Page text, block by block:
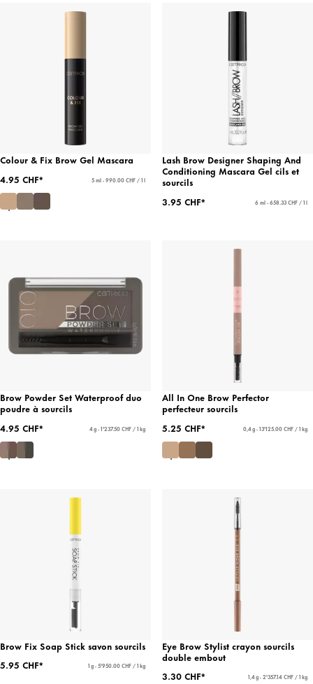
Colour & Fix Brow Gel Mascara
4.95 CHF*
5 ml - 990.00 CHF / 1 l
Lash Brow Designer Shaping And
Conditioning Mascara Gel cils et
sourcils
3.95 CHF*
6 ml - 658.33 CHF / 1 l
Brow Powder Set Waterproof duo
poudre à sourcils
4.95 CHF*
4 g - 1'237.50 CHF / 1 kg
All In One Brow Perfector
perfecteur sourcils
5.25 CHF*
0,4 g - 13'125.00 CHF / 1 kg
Brow Fix Soap Stick savon sourcils
5.95 CHF*
1 g - 5'950.00 CHF / 1 kg
Eye Brow Stylist crayon sourcils
double embout
3.30 CHF*
1,4 g - 2'357.14 CHF / 1 kg